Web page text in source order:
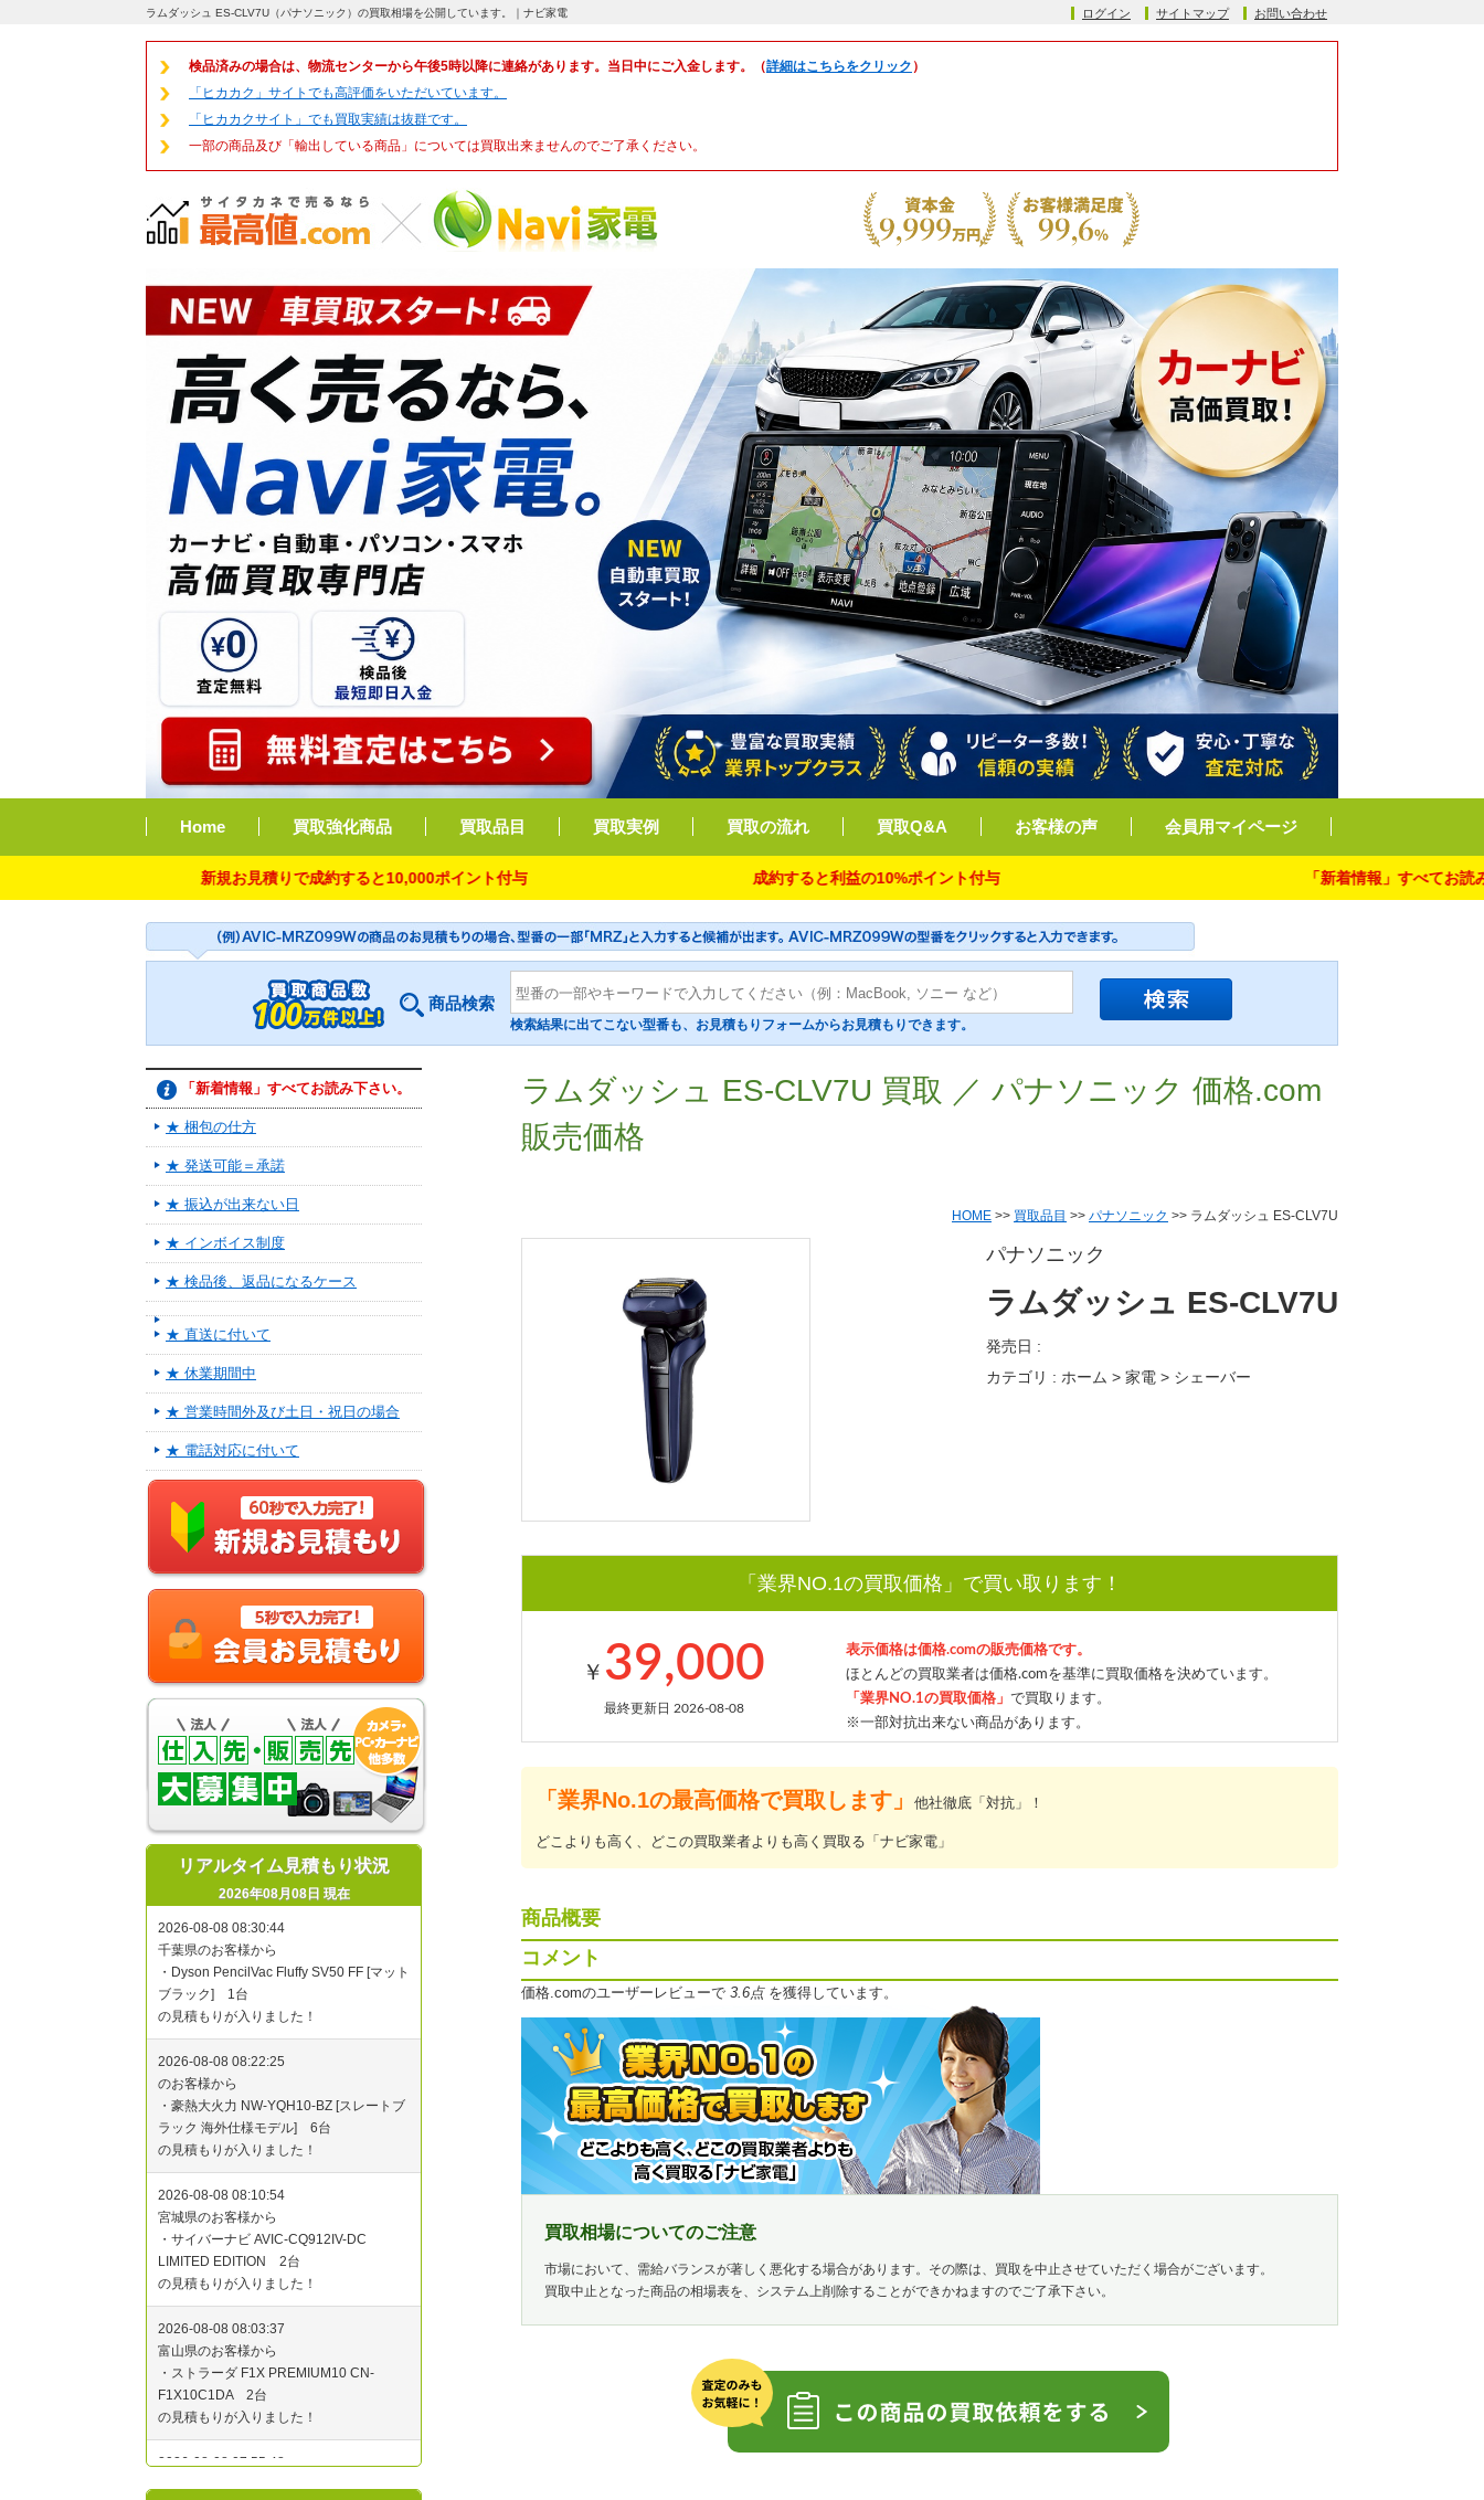
ラムダッシュ ES-CLV7U（パナソニック）の買取相場を公開しています。｜ナビ家電 ログイン サイトマップ お問い合わせ
検品済みの場合は、物流センターから午後5時以降に連絡があります。当日中にご入金します。（詳細はこちらをクリック ）
「ヒカカク」サイトでも高評価をいただいています。
「ヒカカクサイト」でも買取実績は抜群です。
一部の商品及び「輸出している商品」については買取出来ませんのでご了承ください。
Home 買取強化商品 買取品目 買取実例 買取の流れ 買取Q&A お客様の声 会員用マイページ
新規お見積りで成約すると10,000ポイント付与 成約すると利益の10%ポイント付与 「新着情報」すべてお読み下さい
商品検索
検索結果に出てこない型番も、お見積もりフォームからお見積もりできます。
ラムダッシュ ES-CLV7U 買取 ／ パナソニック 価格.com
販売価格
HOME >> 買取品目 >> パナソニック >> ラムダッシュ ES-CLV7U
パナソニック
ラムダッシュ ES-CLV7U
発売日 :
カテゴリ : ホーム > 家電 > シェーバー
「業界NO.1の買取価格」で買い取ります！
￥ 39,000
最終更新日 2026-08-08
表示価格は価格.comの販売価格です。
ほとんどの買取業者は価格.comを基準に買取価格を決めています。
「業界NO.1の買取価格」 で買取ります。
※一部対抗出来ない商品があります。
「業界No.1の最高価格で買取します」 他社徹底「対抗」！
どこよりも高く、どこの買取業者よりも高く買取る「ナビ家電」
商品概要
コメント
価格.comのユーザーレビューで 3.6点を獲得しています。
買取相場についてのご注意
市場において、需給バランスが著しく悪化する場合があります。その際は、買取を中止させていただく場合がございます。
買取中止となった商品の相場表を、システム上削除することができかねますのでご了承下さい。
「新着情報」すべてお読み下さい。
★ 梱包の仕方
★ 発送可能＝承諾
★ 振込が出来ない日
★ インボイス制度
★ 検品後、返品になるケース
★ 直送に付いて
★ 休業期間中
★ 営業時間外及び土日・祝日の場合
★ 電話対応に付いて
リアルタイム見積もり状況
2026年08月08日 現在